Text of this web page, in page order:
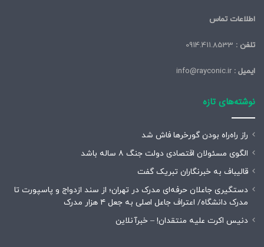
اطلاعات تماس
تلفن :
ایمیل :
نوشته‌های تازه
راز راه‌راه بودن گورخرها فاش شد
الگوی مسئولان اقتصادی دولت جنگ ۸ ساله باشد
قالیباف به خبرنگاران تبریک گفت
دستگیری جاعلان حرفه‌ای مدرک در تهران؛ از سند ازدواج و پاسپورت تا
مدرک دانشگاه/ اعتراف جاعل اصلی به جعل ۴ هزار مدرک
دنیس اکرت علیه منتقدان! – خبرآنلاین